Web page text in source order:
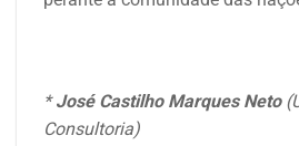
*José Castilho Marques Neto
Consultoria)